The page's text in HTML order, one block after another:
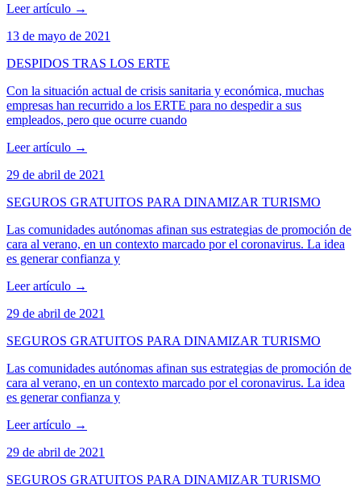
Leer artículo →
13 de mayo de 2021
DESPIDOS TRAS LOS ERTE
Con la situación actual de crisis sanitaria y económica, muchas
empresas han recurrido a los ERTE para no despedir a sus
empleados, pero que ocurre cuando
Leer artículo →
29 de abril de 2021
SEGUROS GRATUITOS PARA DINAMIZAR TURISMO
Las comunidades autónomas afinan sus estrategias de promoción de
cara al verano, en un contexto marcado por el coronavirus. La idea
es generar confianza y
Leer artículo →
29 de abril de 2021
SEGUROS GRATUITOS PARA DINAMIZAR TURISMO
Las comunidades autónomas afinan sus estrategias de promoción de
cara al verano, en un contexto marcado por el coronavirus. La idea
es generar confianza y
Leer artículo →
29 de abril de 2021
SEGUROS GRATUITOS PARA DINAMIZAR TURISMO